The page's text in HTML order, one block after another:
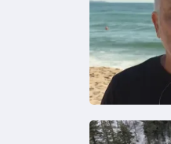
Снимка: бТВ